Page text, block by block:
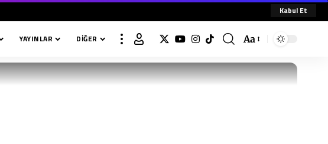
Kabul Et
YAYINLAR DIĞER Aa